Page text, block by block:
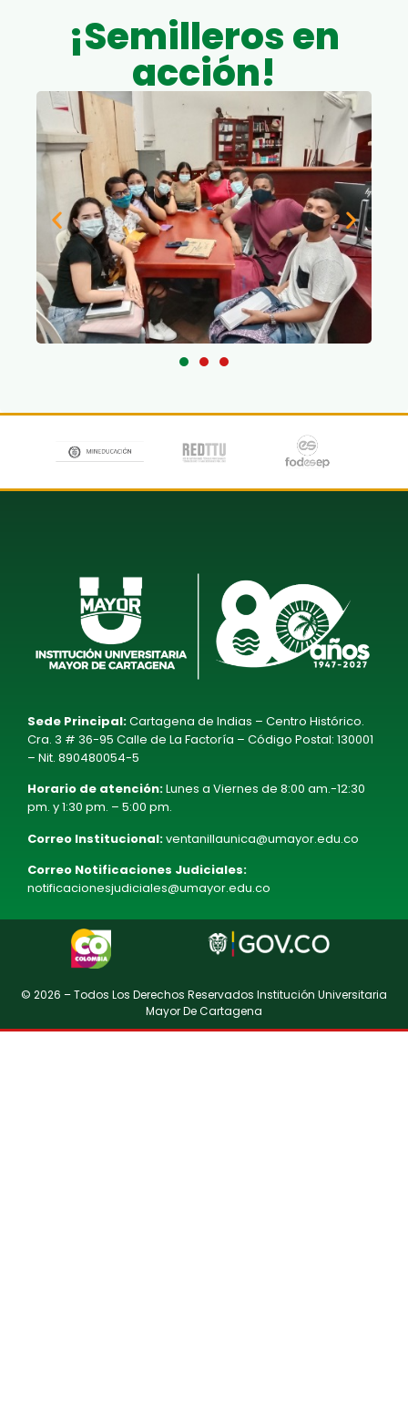
¡Semilleros en
acción!
Sede Principal:Cartagena de Indias – Centro Histórico.
Cra. 3 # 36-95 Calle de La Factoría – Código Postal: 130001
– Nit. 890480054-5
Horario de atención:Lunes a Viernes de 8:00 am.-12:30
pm. y 1:30 pm. – 5:00 pm.
Correo Institucional:ventanillaunica@umayor.edu.co
Correo Notificaciones Judiciales:
notificacionesjudiciales@umayor.edu.co
© 2026 – Todos Los Derechos Reservados Institución Universitaria
Mayor De Cartagena